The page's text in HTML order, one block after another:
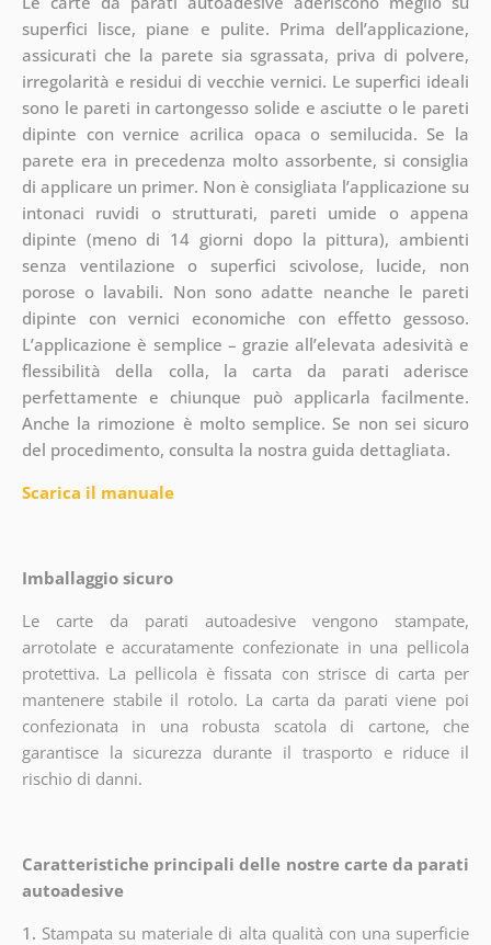
superfici lisce, piane e pulite. Prima dell’applicazione,
assicurati che la parete sia sgrassata, priva di polvere,
irregolarità e residui di vecchie vernici. Le superfici ideali
sono le pareti in cartongesso solide e asciutte o le pareti
dipinte con vernice acrilica opaca o semilucida. Se la
parete era in precedenza molto assorbente, si consiglia
di applicare un primer. Non è consigliata l’applicazione su
intonaci ruvidi o strutturati, pareti umide o appena
dipinte (meno di 14 giorni dopo la pittura), ambienti
senza ventilazione o superfici scivolose, lucide, non
porose o lavabili. Non sono adatte neanche le pareti
dipinte con vernici economiche con effetto gessoso.
L’applicazione è semplice – grazie all’elevata adesività e
flessibilità della colla, la carta da parati aderisce
perfettamente e chiunque può applicarla facilmente.
Anche la rimozione è molto semplice. Se non sei sicuro
del procedimento, consulta la nostra guida dettagliata.
Scarica il manuale
Imballaggio sicuro
Le carte da parati autoadesive vengono stampate,
arrotolate e accuratamente confezionate in una pellicola
protettiva. La pellicola è fissata con strisce di carta per
mantenere stabile il rotolo. La carta da parati viene poi
confezionata in una robusta scatola di cartone, che
garantisce la sicurezza durante il trasporto e riduce il
rischio di danni.
Caratteristiche principali delle nostre carte da parati
autoadesive
1. Stampata su materiale di alta qualità con una superficie